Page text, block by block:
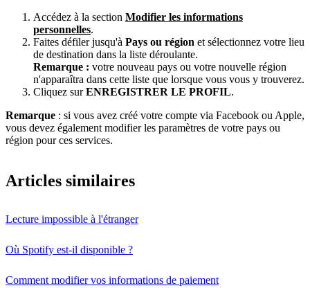
Accédez à la section Modifier les informations
personnelles.
Faites défiler jusqu'à Pays ou région et sélectionnez votre lieu
de destination dans la liste déroulante.
Remarque : votre nouveau pays ou votre nouvelle région
n'apparaîtra dans cette liste que lorsque vous vous y trouverez.
Cliquez surENREGISTRER LE PROFIL.
Remarque : si vous avez créé votre compte via Facebook ou Apple,
vous devez également modifier les paramètres de votre pays ou
région pour ces services.
Articles similaires
Lecture impossible à l'étranger
Où Spotify est-il disponible ?
Comment modifier vos informations de paiement